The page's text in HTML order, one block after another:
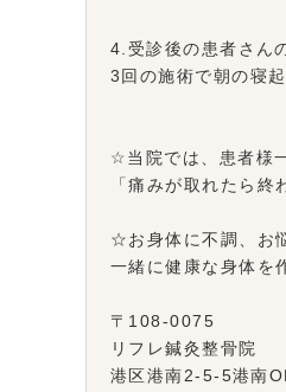
4.受診後の患者さん
3回の施術で朝の寝
☆当院では、患者様
「痛みが取れたら
☆お身体に不調、お
一緒に健康な身体を
〒108-0075
リフレ鍼灸整骨院
港区港南2-5-5港南